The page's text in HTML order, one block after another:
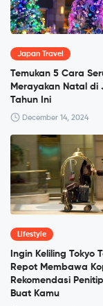
Japan Travel
Temukan 5 Cara
Merayakan Natal di
Tahun Ini
December 14, 2024
Lifestyle
Ingin Keliling Tokyo
Repot Membawa
Rekomendasi
Buat Kamu